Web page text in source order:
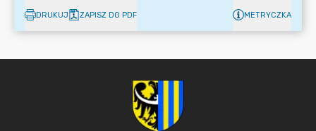
DRUKUJ ZAPISZ DO PDF METRYCZKA